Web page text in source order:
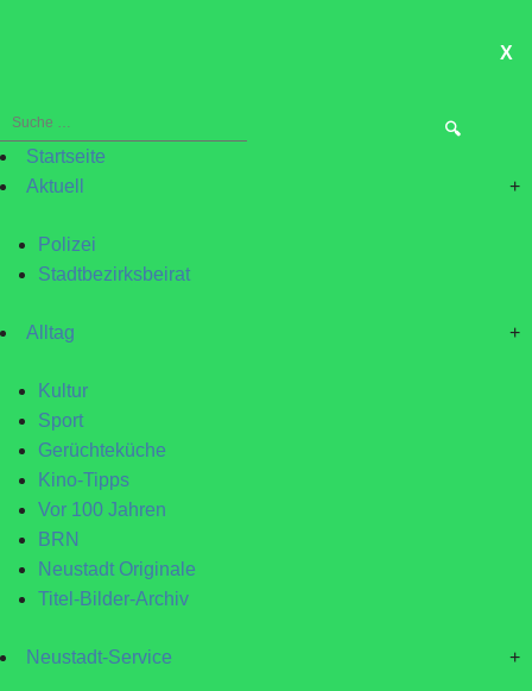
X
Suche
nach:Startseite
Aktuell
+
Polizei
Stadtbezirksbeirat
Alltag +
Kultur
Sport
Gerüchteküche
Kino-Tipps
Vor 100 Jahren
BRN
Neustadt Originale
Titel-Bilder-Archiv
Neustadt-Service +